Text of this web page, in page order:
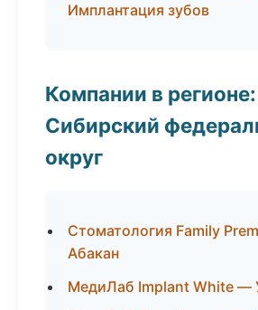
Имплантация зубов
Компании в регионе:
Сибирский
округ
Стоматология Family
Абакан
МедиЛаб Implant White —